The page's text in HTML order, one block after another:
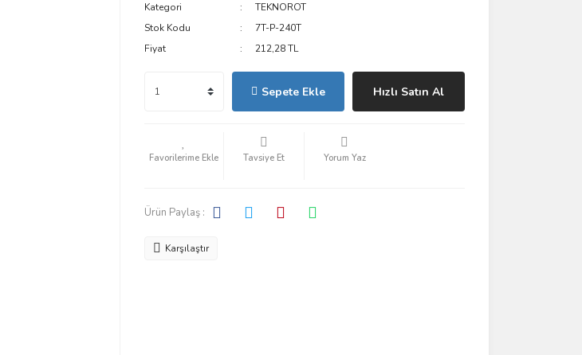
Kategori
TEKNOROT
Stok Kodu
7T-P-240T
Fiyat
212,28 TL
Sepete Ekle Hızlı Satın Al
Tavsiye Et Yorum Yaz
Ürün Paylaş :
Karşılaştır